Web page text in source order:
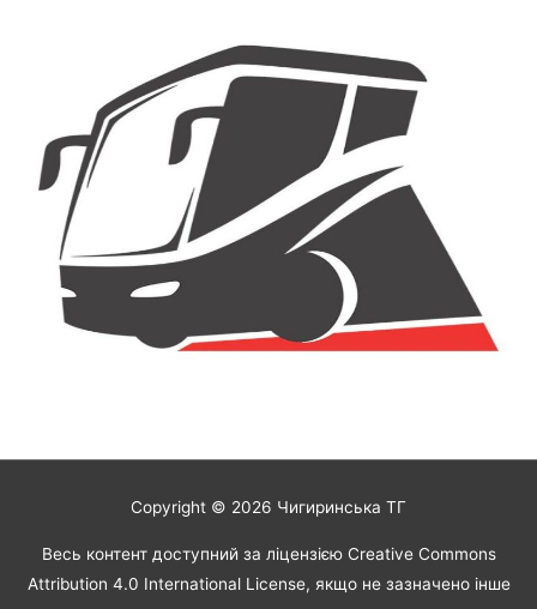
Copyright © 2026 Чигиринська ТГ
Весь контент доступний за ліцензією Creative Commons
Attribution 4.0 International License, якщо не зазначено інше